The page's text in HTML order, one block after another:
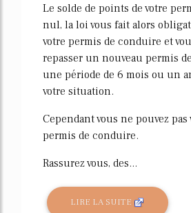
Le solde de points de votre
nul, la loi vous fait alors
votre permis de conduire et
repasser un nouveau permis
une période de 6 mois ou un
votre situation.
Cependant vous ne pouvez pas
permis de conduire.
Rassurez vous, des...
LIRE LA SUITE